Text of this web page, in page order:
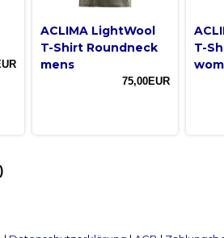
ACLIMA LightWool
T-Shirt Roundneck
mens
75,00EUR
T-